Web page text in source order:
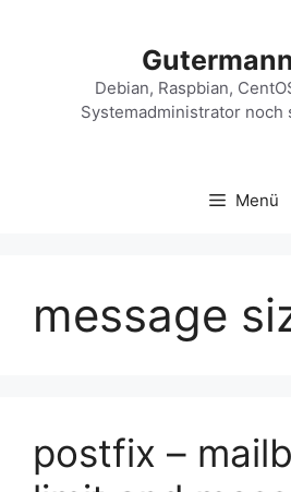
Debian, Raspbian,
Systemadministrator noch
Menü
message
postfix –